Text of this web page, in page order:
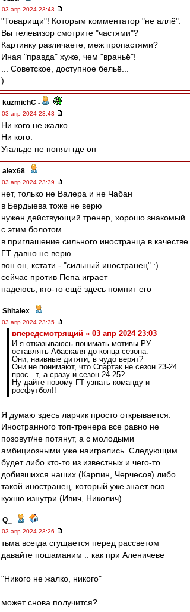
03 апр 2024 23:43
"Товарищи"! Которым комментатор "не аллё".
Вы телевизор смотрите "частями"?
Картинку различаете, меж пропастями?
Иная "правда" хуже, чем "враньё"!
... Советское, доступное бельё...
)
kuzmichC -
03 апр 2024 23:43
Ни кого не жалко.
Ни кого.
Угальде не понял где он
alex68 -
03 апр 2024 23:39
нет, только не Валера и не Чабан
в Бердыева тоже не верю
нужен действующий тренер, хорошо знакомый
с этим болотом
в приглашение сильного иностранца в качестве
ГТ давно не верю
вон он, кстати - "сильный иностранец" :)
сейчас против Пепа играет
надеюсь, кто-то ещё здесь помнит его
Shitalex -
03 апр 2024 23:35
впередсмотрящий » 03 апр 2024 23:03
И я отказываюсь понимать мотивы РУ
оставлять Абаскаля до конца сезона.
Они, наивные дитяти, в чудо верят?
Они не понимают, что Спартак не сезон 23-24
прос...т, а сразу и сезон 24-25?
Ну дайте новому ГТ узнать команду и
росфутбол!!
Я думаю здесь ларчик просто открывается.
Иностранного топ-тренера все равно не
позовут/не потянут, а с молодыми
амбициозными уже наигрались. Следующим
будет либо кто-то из известных и чего-то
добившихся наших (Карпин, Черчесов) либо
такой иностранец, который уже знает всю
кухню изнутри (Ивич, Николич).
Q_
-
03 апр 2024 23:26
тьма всегда сгущается перед рассветом
давайте пошаманим .. как при Аленичеве
"Никого не жалко, никого"
может снова получится?